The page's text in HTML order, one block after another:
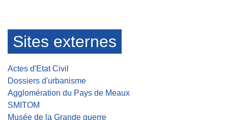
Sites externes
Actes d'Etat Civil
Dossiers d'urbanisme
Agglomération du Pays de Meaux
SMITOM
Musée de la Grande guerre